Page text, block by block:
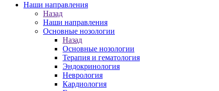
Наши направления
Назад
Наши направления
Основные нозологии
Назад
Основные нозологии
Терапия и гематология
Эндокринология
Неврология
Кардиология